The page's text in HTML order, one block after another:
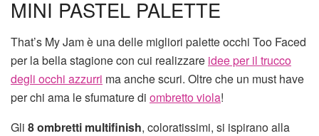
MINI PASTEL PALETTE
That’s My Jam è una delle migliori palette occhi Too Faced
per la bella stagione con cui realizzare idee per il trucco
degli occhi azzurri ma anche scuri. Oltre che un must have
per chi ama le sfumature di ombretto viola!
Gli 8 ombretti multifinish, coloratissimi, si ispirano alla